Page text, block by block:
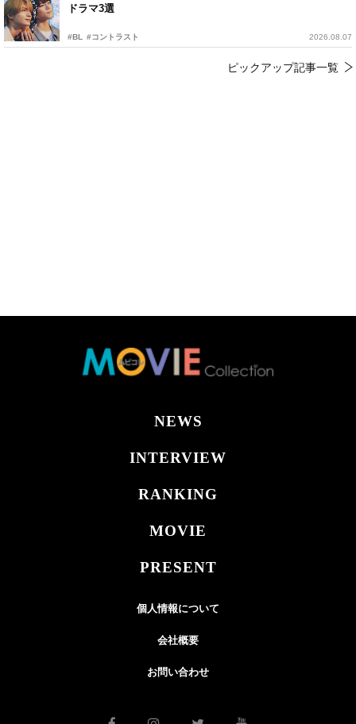
ドラマ3選
#BL #コントラスト 2026.08.07
ピックアップ記事一覧
NEWS
INTERVIEW
RANKING
MOVIE
PRESENT
個人情報について
会社概要
お問い合わせ